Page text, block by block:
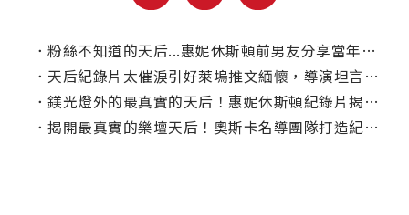
． 粉絲不知道的天后...惠妮休斯頓前男友分享當年熱戀甜蜜情事
． 天后紀錄片太催淚引好萊塢推文緬懷，導演坦言：根本不是惠妮粉
． 鎂光燈外的最真實的天后！惠妮休斯頓紀錄片揭家庭醜聞真相
． 揭開最真實的樂壇天后！奧斯卡名導團隊打造紀錄片【永遠愛妳，惠妮！】